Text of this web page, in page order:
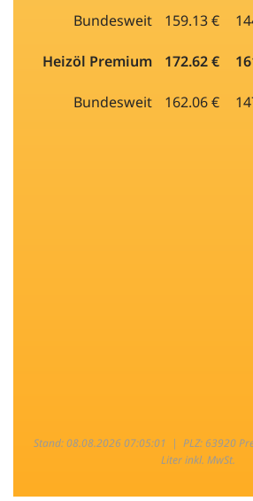
Bundesweit 159.13 €
Heizöl Premium 172.62 €
Bundesweit 162.06 €
Stand: 08.08.2026 07:05:01 | PLZ: 63920
Liter inkl. MwSt.